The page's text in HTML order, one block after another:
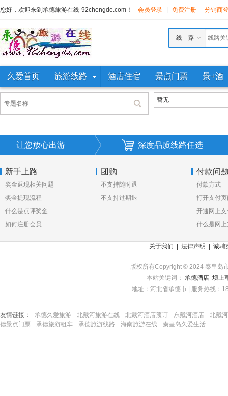
您好，欢迎来到承德旅游在线-92chengde.com！ 会员登录 免费注册 分销商
线 路
久爱首页 旅游线路 酒店住宿 景点门票 景+酒
暂无
让您放心出游 深度品质线路任选
新手上路
奖金返现相关问题
奖金提现流程
什么是点评奖金
如何注册会员
团购
不支持随时退
不支持过期退
付款问
付款方式
打开支付
法显示”或
么原因？
开通网上
什么是网
关于我们 法律声明 诚聘
版权所有Copyright © 2024 秦皇岛
本站关键词： 承德酒店 坝上
地址：河北省承德市 | 服务热线：
友情链接： 承德久爱旅游 北戴河旅游在线 北戴河酒店预订 东戴河酒店
北戴
德景点门票
承德旅游租车 承德旅游线路 海南旅游在线 秦皇岛久爱生活